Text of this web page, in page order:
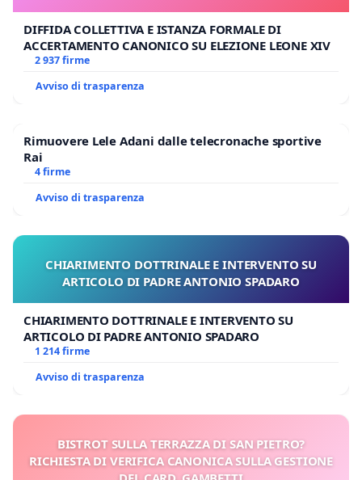
DIFFIDA COLLETTIVA E ISTANZA FORMALE DI
ACCERTAMENTO CANONICO SU ELEZIONE LEONE XIV
2 937 firme
Avviso di trasparenza
Rimuovere Lele Adani dalle telecronache sportive
Rai
4 firme
Avviso di trasparenza
CHIARIMENTO DOTTRINALE E INTERVENTO SU
ARTICOLO DI PADRE ANTONIO SPADARO
CHIARIMENTO DOTTRINALE E INTERVENTO SU
ARTICOLO DI PADRE ANTONIO SPADARO
1 214 firme
Avviso di trasparenza
BISTROT SULLA TERRAZZA DI SAN PIETRO?
RICHIESTA DI VERIFICA CANONICA SULLA GESTIONE